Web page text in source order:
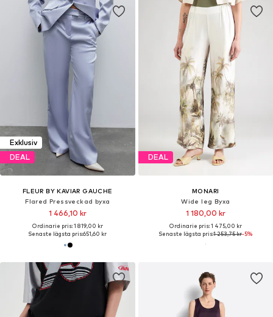
Exklusiv
DEAL
FLEUR BY KAVIAR GAUCHE
Flared Pressveckad byxa
1 466,10 kr
Ordinarie pris: 1 819,00 kr
Senaste lägsta pris:651,60 kr
DEAL
MONARI
Wide leg Byxa
1 180,00 kr
Ordinarie pris: 1 475,00 kr
Senaste lägsta pris:1 253,75 kr-5%